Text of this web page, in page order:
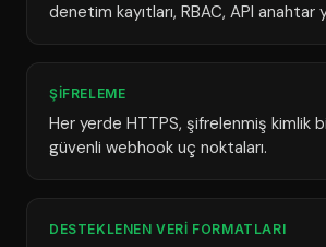
denetim kayıtları, RBAC, API anahtar
ŞIFRELEME
Her yerde HTTPS, şifrelenmiş kimlik
güvenli webhook uç noktaları.
DESTEKLENEN VERI FORMATLARI